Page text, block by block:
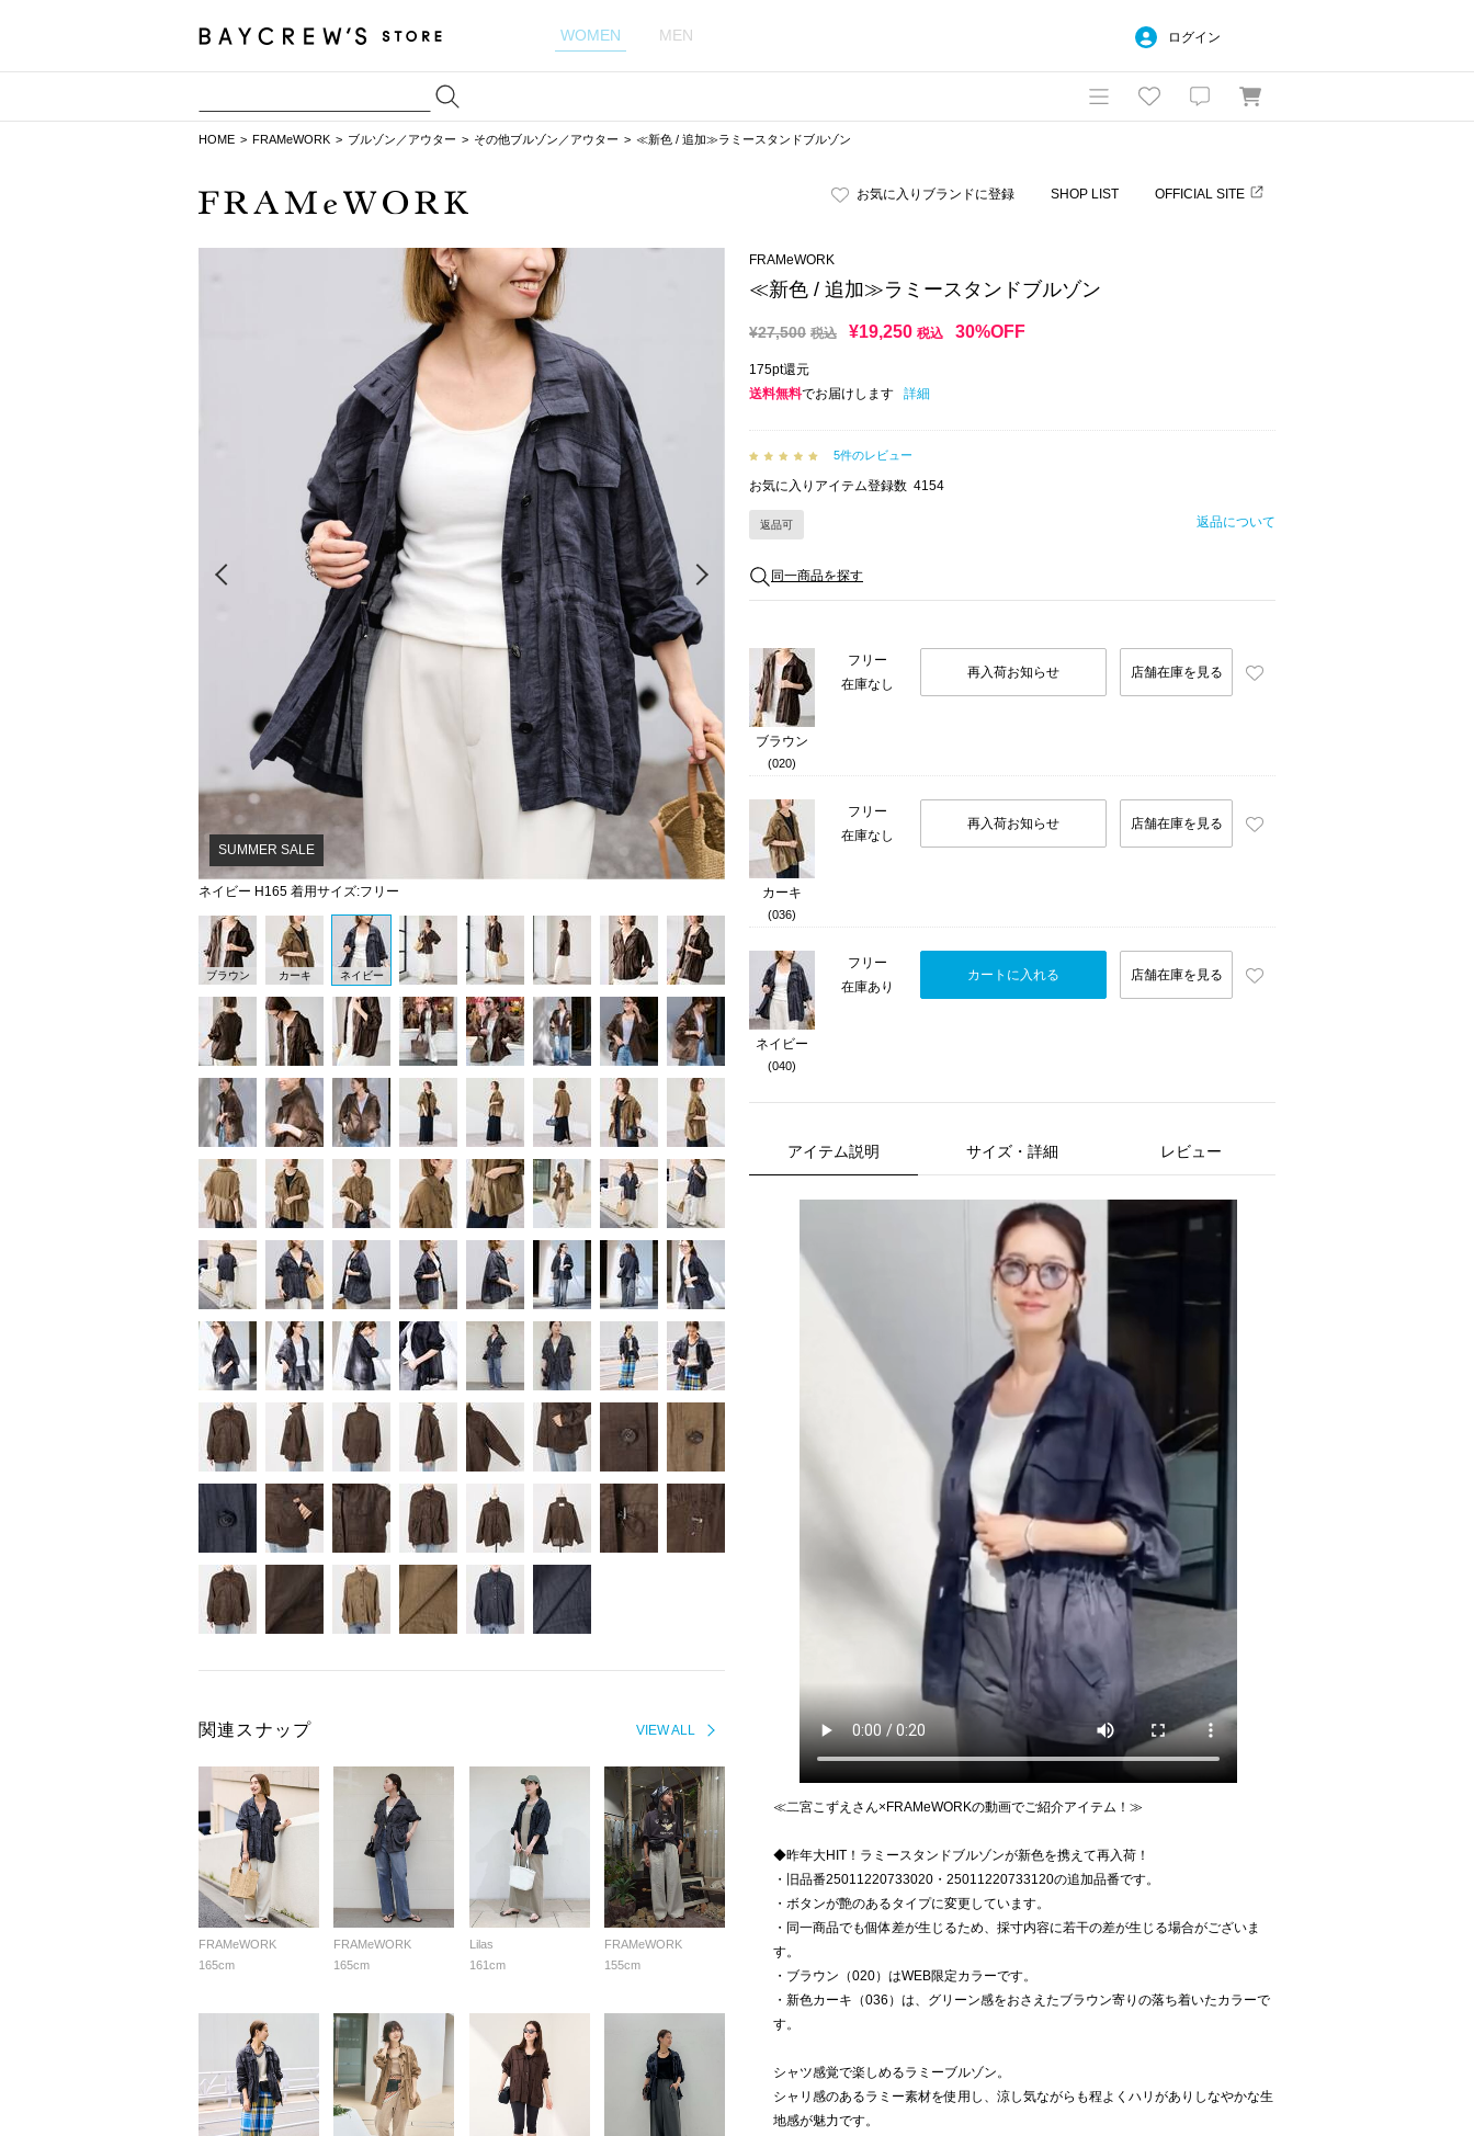
WOMEN MEN ログイン
HOME FRAMeWORK ブルゾン／アウター その他ブルゾン／アウター ≪新色 / 追加≫ラミースタンドブルゾン
お気に入りブランドに登録 SHOP LIST OFFICIAL SITE
ネイビー H165 着用サイズ:フリー
SUMMER SALE
ブラウン カーキ ネイビー
VIEW ALL
関連スナップ
FRAMeWORK
165cm
FRAMeWORK
165cm
Lilas
161cm
FRAMeWORK
155cm
FRAMeWORK
≪新色 / 追加≫ラミースタンドブルゾン
¥27,500 税込 ¥19,250 税込 30%OFF
175pt還元
送料無料でお届けします 詳細
5件のレビュー
お気に入りアイテム登録数 4154
返品可 返品について
同一商品を探す
ブラウン
(020)
フリー
在庫なし
再入荷お知らせ 店舗在庫を見る
カーキ
(036)
フリー
在庫なし
再入荷お知らせ 店舗在庫を見る
ネイビー
(040)
フリー
在庫あり
カートに入れる 店舗在庫を見る
アイテム説明 サイズ・詳細 レビュー
≪二宮こずえさん×FRAMeWORKの動画でご紹介アイテム！≫
◆昨年大HIT！ラミースタンドブルゾンが新色を携えて再入荷！
・旧品番25011220733020・25011220733120の追加品番です。
・ボタンが艶のあるタイプに変更しています。
・同一商品でも個体差が生じるため、採寸内容に若干の差が生じる場合がございま
す。
・ブラウン（020）はWEB限定カラーです。
・新色カーキ（036）は、グリーン感をおさえたブラウン寄りの落ち着いたカラーで
す。
シャツ感覚で楽しめるラミーブルゾン。
シャリ感のあるラミー素材を使用し、涼し気ながらも程よくハリがありしなやかな生
地感が魅力です。